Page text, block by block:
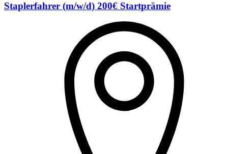
Staplerfahrer (m/w/d) 200€ Startprämie